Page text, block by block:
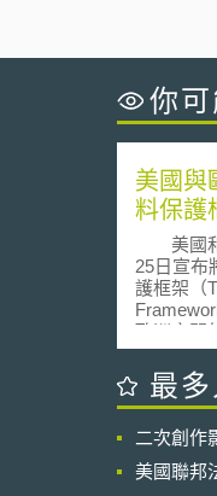
你
美國與
料保護
美國和
25日宣布
護框架（
歐洲之間
院在2020
U.S.
時所提出的
傳輸的一
將實施新
（signals
最
二次創作
美國聯邦